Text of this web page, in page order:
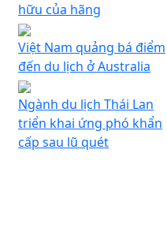
hữu của hãng
Việt Nam quảng bá điểm
đến du lịch ở Australia
Ngành du lịch Thái Lan
triển khai ứng phó khẩn
cấp sau lũ quét